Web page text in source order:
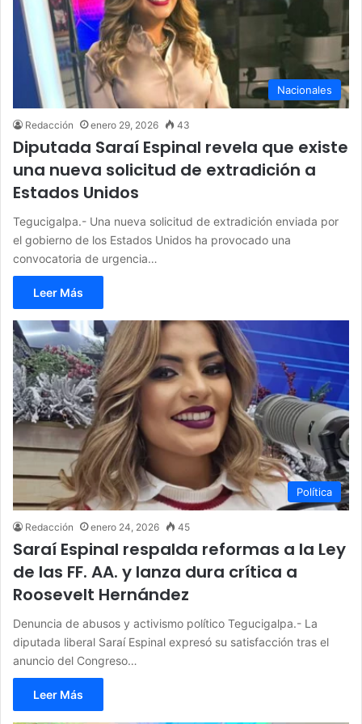
Nacionales
Redacción enero 29, 2026 43
Diputada Saraí Espinal revela que existe
una nueva solicitud de extradición a
Estados Unidos
Tegucigalpa.- Una nueva solicitud de extradición enviada por
el gobierno de los Estados Unidos ha provocado una
convocatoria de urgencia…
Leer Más
Política
Redacción enero 24, 2026 45
Saraí Espinal respalda reformas a la Ley
de las FF. AA. y lanza dura crítica a
Roosevelt Hernández
Denuncia de abusos y activismo político Tegucigalpa.- La
diputada liberal Saraí Espinal expresó su satisfacción tras el
anuncio del Congreso…
Leer Más